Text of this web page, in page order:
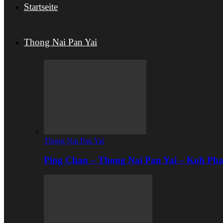
Startseite
Thong Nai Pan Yai
Thong Nai Pan Yai
Ping Chan – Thong Nai Pan Yai – Koh